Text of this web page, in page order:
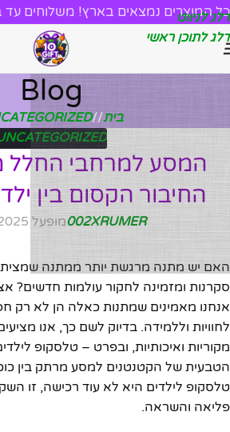
דלג לניווט
דלג לתוכן ראשי
כל המוצרים נמצאים בארץ! משלוחים עד
Blog
בית/
המסע למרחבי החלל
החיבור הקסום בין
002XRUMERמופעל 21/09/2025
האם יש מתנה מרגשת יותר ממתנה
אנחנו מאמינים שמתנות כאלה הן לא רק
לחוויות וללמידה. בדיוק לשם כך, אנו
מקוריות ואיכותיות, ובפרט – טלסקופ
הטבעית של הקטנטנים למסע מרתק בין
טלסקופ לילדים היא לא עוד רכישה, זו
פליאה והשראה.